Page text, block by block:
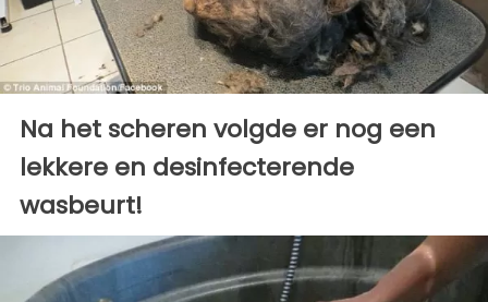
Na het scheren volgde er nog een
lekkere en desinfecterende
wasbeurt!